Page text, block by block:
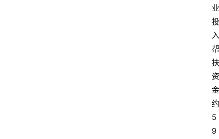
业
投
入
帮
扶
资
金
约
5
9